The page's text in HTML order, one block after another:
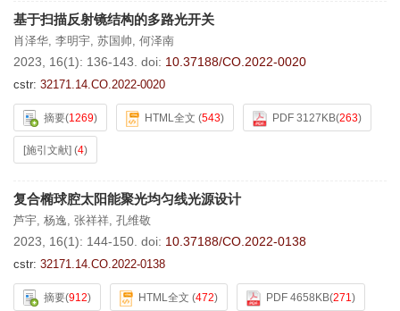
基于扫描反射镜结构的多路光开关
肖泽华, 李明宇, 苏国帅, 何泽南
2023, 16(1): 136-143. doi: 10.37188/CO.2022-0020
cstr: 32171.14.CO.2022-0020
摘要(1269) HTML全文 (543) PDF 3127KB(263)
[施引文献] (4)
复合椭球腔太阳能聚光均匀线光源设计
芦宇, 杨逸, 张祥祥, 孔维敬
2023, 16(1): 144-150. doi: 10.37188/CO.2022-0138
cstr: 32171.14.CO.2022-0138
摘要(912) HTML全文 (472) PDF 4658KB(271)